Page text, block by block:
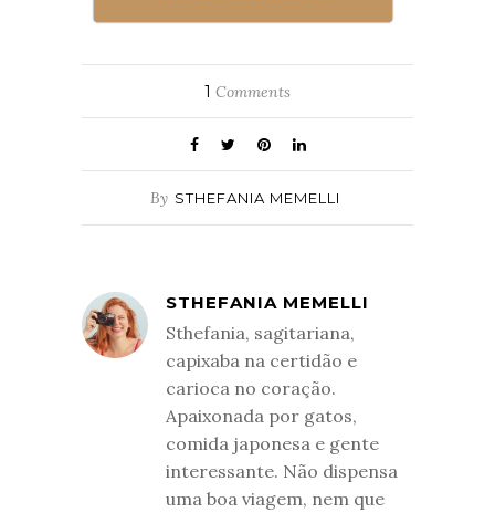
1 Comments
By STHEFANIA MEMELLI
STHEFANIA MEMELLI
Sthefania, sagitariana,
capixaba na certidão e
carioca no coração.
Apaixonada por gatos,
comida japonesa e gente
interessante. Não dispensa
uma boa viagem, nem que